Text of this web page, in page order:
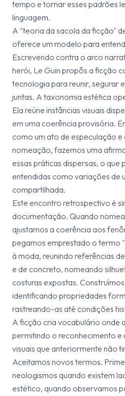
tempo e tornar esses padrões
linguagem.
A "teoria da sacola da ficção"
oferece um modelo para
Escrevendo contra o arco
herói, Le Guin propôs a ficção
tecnologia para reunir, segurar
juntas. A taxonomia estética
Ela reúne instâncias visuais
em uma coerência provisória.
como um ato de especulação
nomeação, fazemos uma
essas práticas dispersas, o que
entendidas como variações de
compartilhada.
Este encontro retrospectivo é
documentação. Quando
ajustamos a coerência aos
pegamos emprestado o termo
à moda, reunindo referências
e de concreto, nomeando
costuras expostas.
identificando propriedades
rastreando-as até condições
A ficção cria vocabulário onde
permitindo o reconhecimento e
visuais que anteriormente não
Aceitamos novos termos.
neologismos quando existem
estético, quando observamos